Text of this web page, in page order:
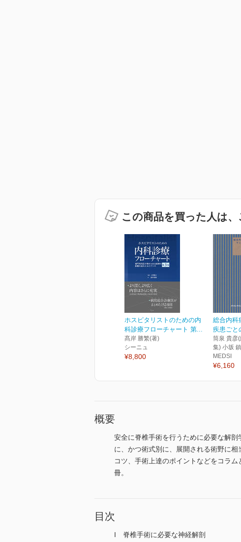
この商品を買った人は
ホスピタリストのための内
科診療フローチャート 第...
髙岸 勝繁(著)
シーニュ
¥8,800
総合内
疾患ごと
筒泉 貴彦
集) 小坂
MEDSI
¥6,160
概要
安全に脊椎手術を行うために必要な解
に、かつ術式別に、展開される術野に
コツ、手術上達のポイントなどをコラ
冊。
目次
I 脊椎手術に必要な神経解剖